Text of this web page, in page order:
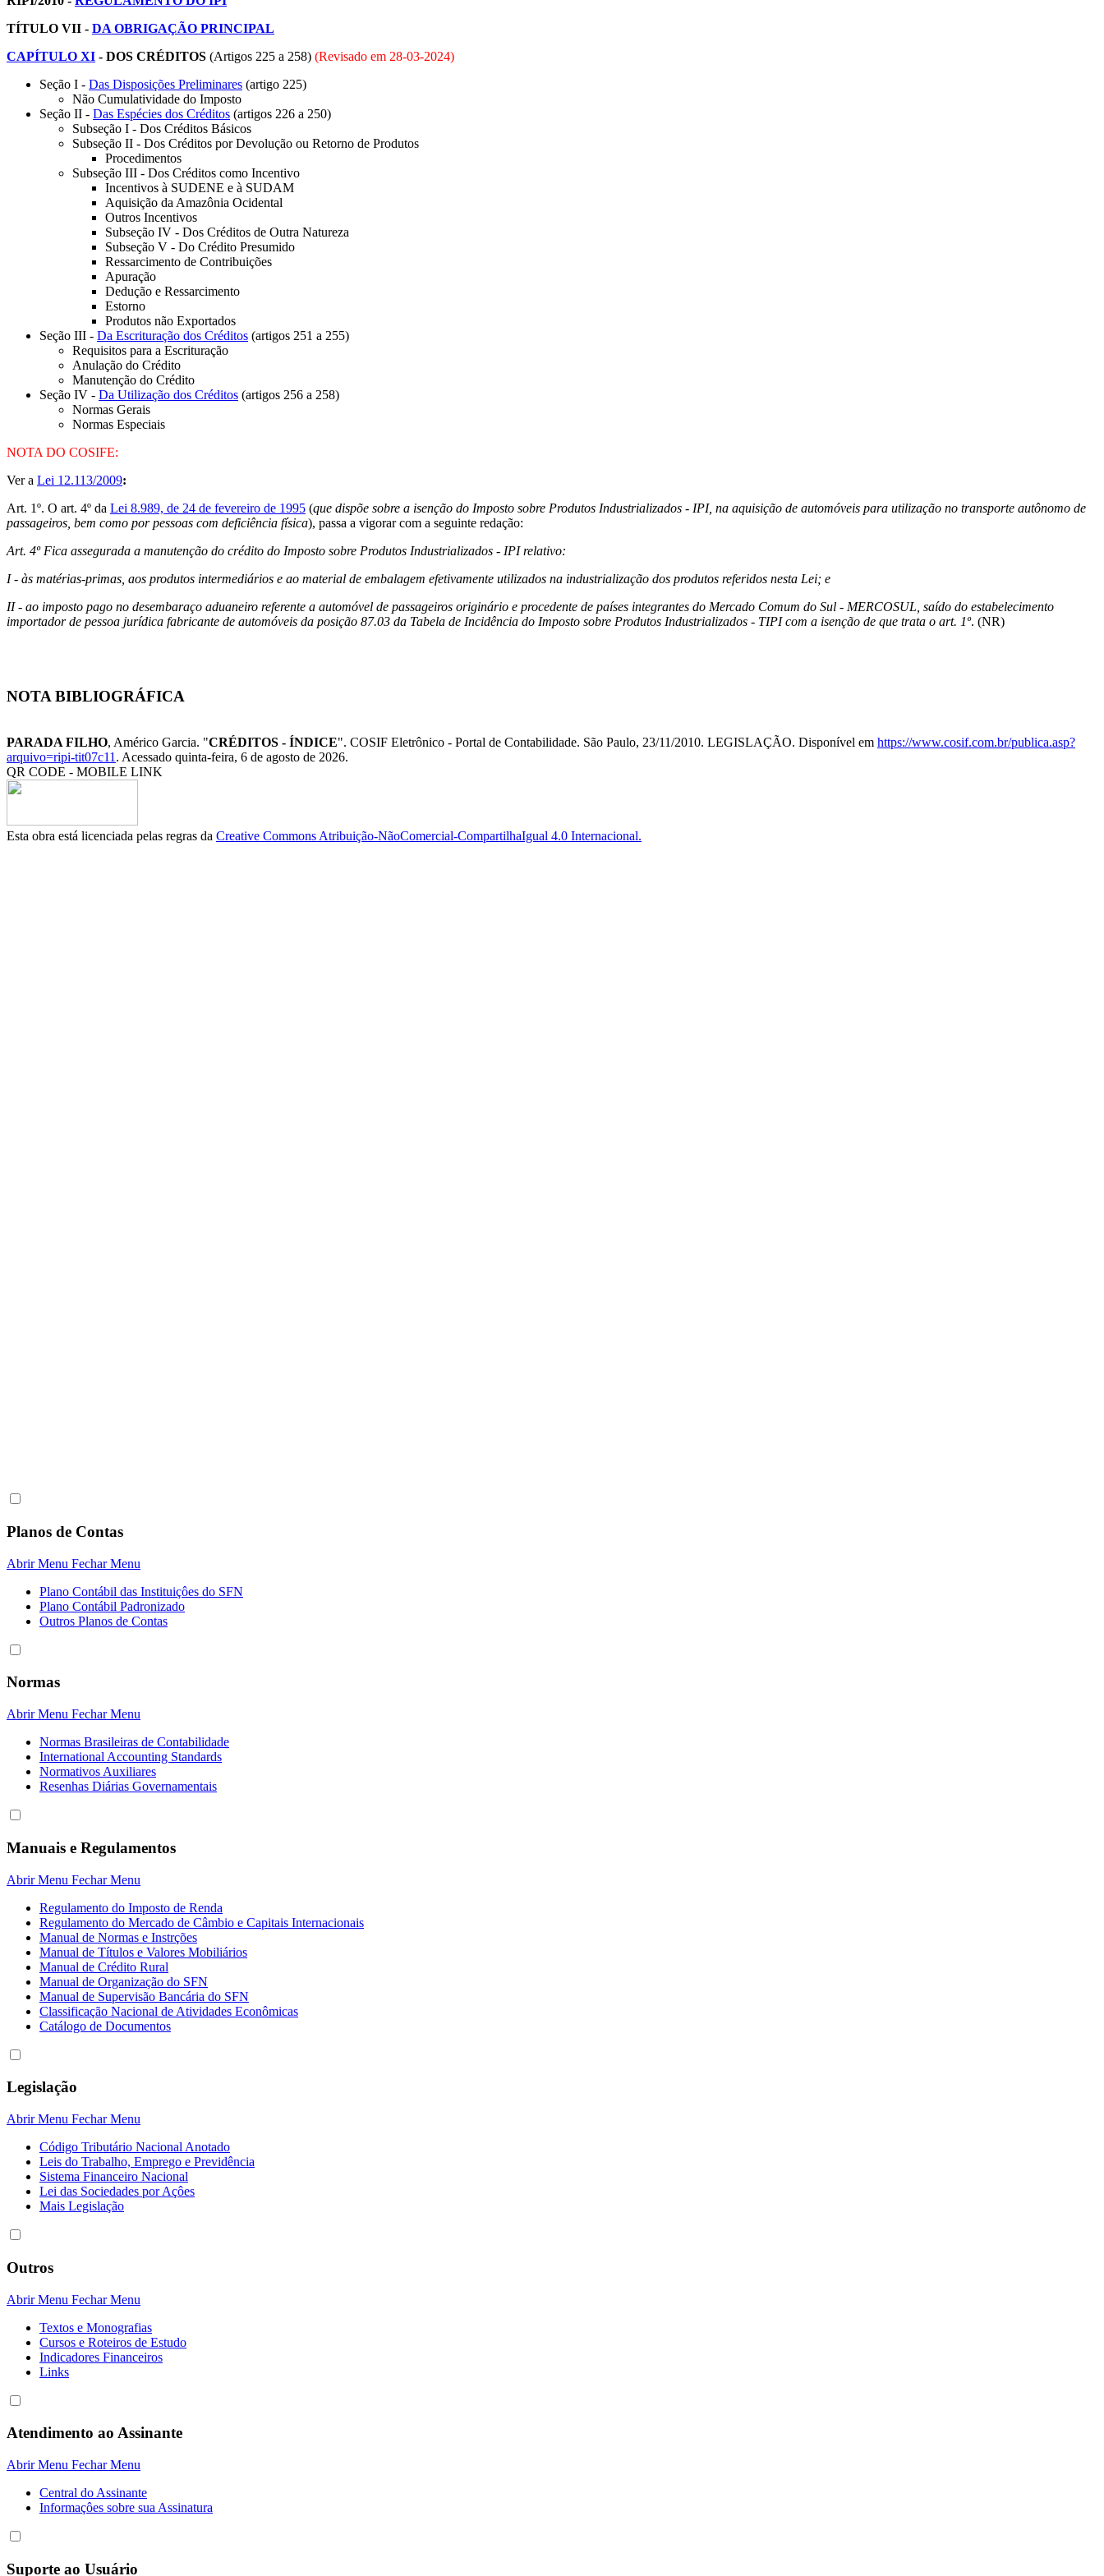
TÍTULO VII - DA OBRIGAÇÃO PRINCIPAL
CAPÍTULO XI - DOS CRÉDITOS (Artigos 225 a 258) (Revisado em 28-03-2024)
Seção I - Das Disposições Preliminares (artigo 225)
Não Cumulatividade do Imposto
Seção II - Das Espécies dos Créditos (artigos 226 a 250)
Subseção I - Dos Créditos Básicos
Subseção II - Dos Créditos por Devolução ou Retorno de Produtos
Procedimentos
Subseção III - Dos Créditos como Incentivo
Incentivos à SUDENE e à SUDAM
Aquisição da Amazônia Ocidental
Outros Incentivos
Subseção IV - Dos Créditos de Outra Natureza
Subseção V - Do Crédito Presumido
Ressarcimento de Contribuições
Apuração
Dedução e Ressarcimento
Estorno
Produtos não Exportados
Seção III - Da Escrituração dos Créditos (artigos 251 a 255)
Requisitos para a Escrituração
Anulação do Crédito
Manutenção do Crédito
Seção IV - Da Utilização dos Créditos (artigos 256 a 258)
Normas Gerais
Normas Especiais
NOTA DO COSIFE:
Ver a Lei 12.113/2009:
Art. 1º. O art. 4º da Lei 8.989, de 24 de fevereiro de 1995 (que dispõe sobre a isenção do Imposto sobre Produtos Industrializados - IPI, na aquisição de automóveis para utilização no transporte autônomo de
passageiros, bem como por pessoas com deficiência física), passa a vigorar com a seguinte redação:
Art. 4º Fica assegurada a manutenção do crédito do Imposto sobre Produtos Industrializados - IPI relativo:
I - às matérias-primas, aos produtos intermediários e ao material de embalagem efetivamente utilizados na industrialização dos produtos referidos nesta Lei; e
II - ao imposto pago no desembaraço aduaneiro referente a automóvel de passageiros originário e procedente de países integrantes do Mercado Comum do Sul - MERCOSUL, saído do estabelecimento
importador de pessoa jurídica fabricante de automóveis da posição 87.03 da Tabela de Incidência do Imposto sobre Produtos Industrializados - TIPI com a isenção de que trata o art. 1º. (NR)
NOTA BIBLIOGRÁFICA
PARADA FILHO, Américo Garcia. "CRÉDITOS - ÍNDICE". COSIF Eletrônico - Portal de Contabilidade. São Paulo, 23/11/2010. LEGISLAÇÃO. Disponível em https://www.cosif.com.br/publica.asp?
arquivo=ripi-tit07c11 . Acessado quinta-feira, 6 de agosto de 2026.
QR CODE - MOBILE LINK
Esta obra está licenciada pelas regras da Creative Commons Atribuição-NãoComercial-CompartilhaIgual 4.0 Internacional.
Planos de Contas
Abrir Menu Fechar Menu
Plano Contábil das Instituiçôes do SFN
Plano Contábil Padronizado
Outros Planos de Contas
Normas
Abrir Menu Fechar Menu
Normas Brasileiras de Contabilidade
International Accounting Standards
Normativos Auxiliares
Resenhas Diárias Governamentais
Manuais e Regulamentos
Abrir Menu Fechar Menu
Regulamento do Imposto de Renda
Regulamento do Mercado de Câmbio e Capitais Internacionais
Manual de Normas e Instrções
Manual de Títulos e Valores Mobiliários
Manual de Crédito Rural
Manual de Organização do SFN
Manual de Supervisão Bancária do SFN
Classificação Nacional de Atividades Econômicas
Catálogo de Documentos
Legislação
Abrir Menu Fechar Menu
Código Tributário Nacional Anotado
Leis do Trabalho, Emprego e Previdência
Sistema Financeiro Nacional
Lei das Sociedades por Açôes
Mais Legislação
Outros
Abrir Menu Fechar Menu
Textos e Monografias
Cursos e Roteiros de Estudo
Indicadores Financeiros
Links
Atendimento ao Assinante
Abrir Menu Fechar Menu
Central do Assinante
Informaçôes sobre sua Assinatura
Suporte ao Usuário